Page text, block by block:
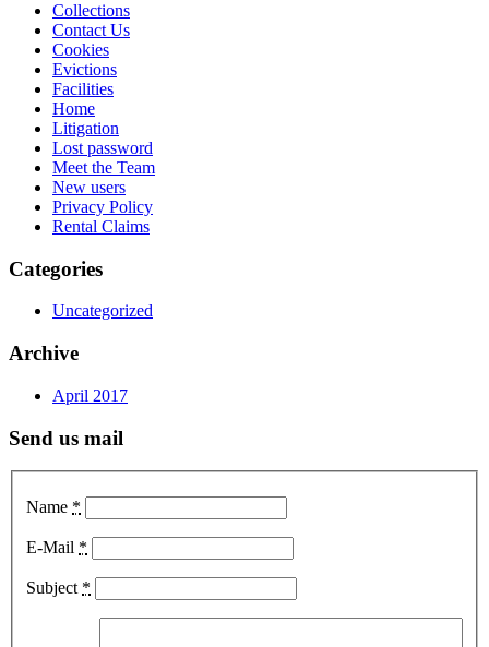
Collections
Contact Us
Cookies
Evictions
Facilities
Home
Litigation
Lost password
Meet the Team
New users
Privacy Policy
Rental Claims
Categories
Uncategorized
Archive
April 2017
Send us mail
Name *
E-Mail *
Subject *